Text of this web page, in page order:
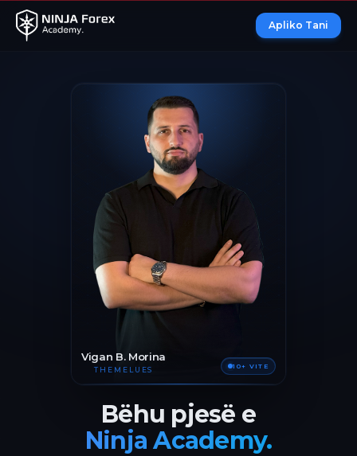
Apliko Tani
Vigan B. Morina
THEMELUES 10+ VITE
Bëhu pjesë e
Ninja Academy.